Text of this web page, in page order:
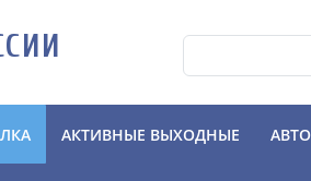
АКТИВНЫЕ ВЫХОДНЫЕ